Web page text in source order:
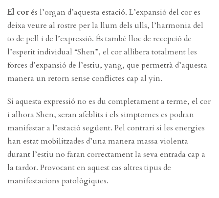
El corés l’organ d’aquesta estació. L’expansió del cor es
deixa veure al rostre per la llum dels ulls, l’harmonia del
to de pell i de l’expressió. És també lloc de recepció de
l’esperit individual “Shen”, el cor allibera totalment les
forces d’expansió de l’estiu, yang, que permetrà d’aquesta
manera un retorn sense conflictes cap al yin.
Si aquesta expressió no es du completament a terme, el cor
i alhora Shen, seran afeblits i els simptomes es podran
manifestar a l’estació següent. Pel contrari si les energies
han estat mobilitzades d’una manera massa violenta
durant l’estiu no faran correctament la seva entrada cap a
la tardor. Provocant en aquest cas altres tipus de
manifestacions patològiques.